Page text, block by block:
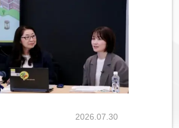
2026.07.30